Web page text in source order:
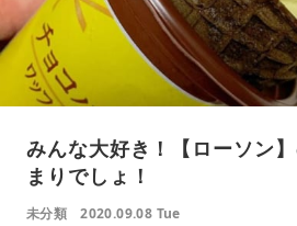
みんな大好き！【ローソン
まりでしょ！
未分類 2020.09.08 Tue